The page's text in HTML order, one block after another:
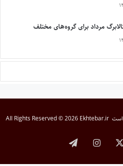
مرداد برای گروه‌های مختلف
All Rights Reserved © 2026 Ekhtebar.ir